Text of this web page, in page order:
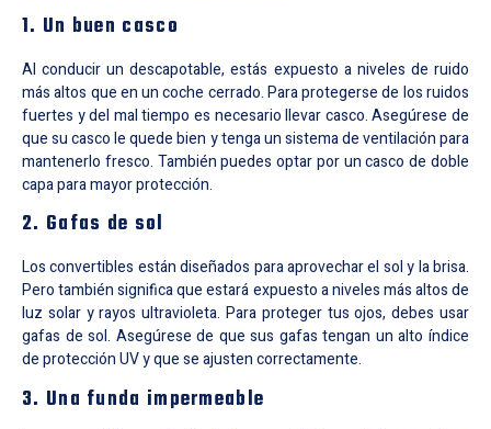
1. Un buen casco
Al conducir un descapotable, estás expuesto a niveles de ruido
más altos que en un coche cerrado. Para protegerse de los ruidos
fuertes y del mal tiempo es necesario llevar casco. Asegúrese de
que su casco le quede bien y tenga un sistema de ventilación para
mantenerlo fresco. También puedes optar por un casco de doble
capa para mayor protección.
2. Gafas de sol
Los convertibles están diseñados para aprovechar el sol y la brisa.
Pero también significa que estará expuesto a niveles más altos de
luz solar y rayos ultravioleta. Para proteger tus ojos, debes usar
gafas de sol. Asegúrese de que sus gafas tengan un alto índice
de protección UV y que se ajusten correctamente.
3. Una funda impermeable